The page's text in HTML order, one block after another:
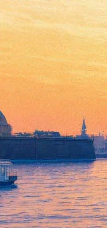
Дарт Вейдер
спин-оффе
23 июня 2016,16:31
Злодея Дарта Вейдера
«Звездных войн», премьера
2016 года. Об этом
ссылкой на создателей
Отмечается, что Вейдер
второстепенного
событиями третьего и
план выступит группа
отыскать чертежи первой
начнут строить.